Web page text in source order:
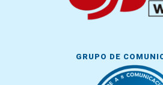
GRUPO DE